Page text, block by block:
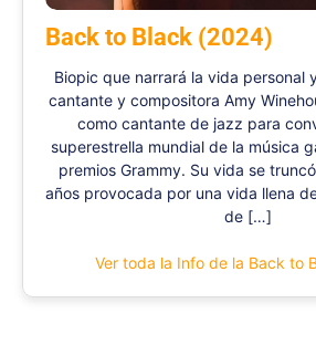
Back to Black (2024)
Biopic que narrará la vida personal
cantante y compositora Amy
como cantante de jazz para
superestrella mundial de la música
premios Grammy. Su vida se
años provocada por una vida llena
de […]
Ver toda la Info de la Back to